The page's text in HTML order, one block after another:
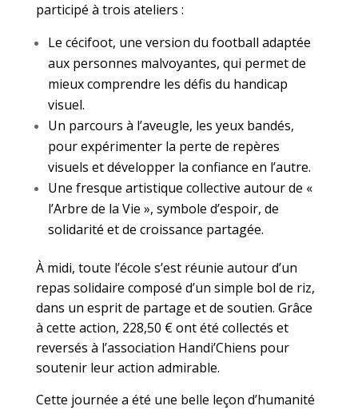
participé à trois ateliers :
Le cécifoot, une version du football adaptée
aux personnes malvoyantes, qui permet de
mieux comprendre les défis du handicap
visuel.
Un parcours à l’aveugle, les yeux bandés,
pour expérimenter la perte de repères
visuels et développer la confiance en l’autre.
Une fresque artistique collective autour de «
l’Arbre de la Vie », symbole d’espoir, de
solidarité et de croissance partagée.
À midi, toute l’école s’est réunie autour d’un
repas solidaire composé d’un simple bol de riz,
dans un esprit de partage et de soutien. Grâce
à cette action, 228,50 € ont été collectés et
reversés à l’association Handi’Chiens pour
soutenir leur action admirable.
Cette journée a été une belle leçon d’humanité